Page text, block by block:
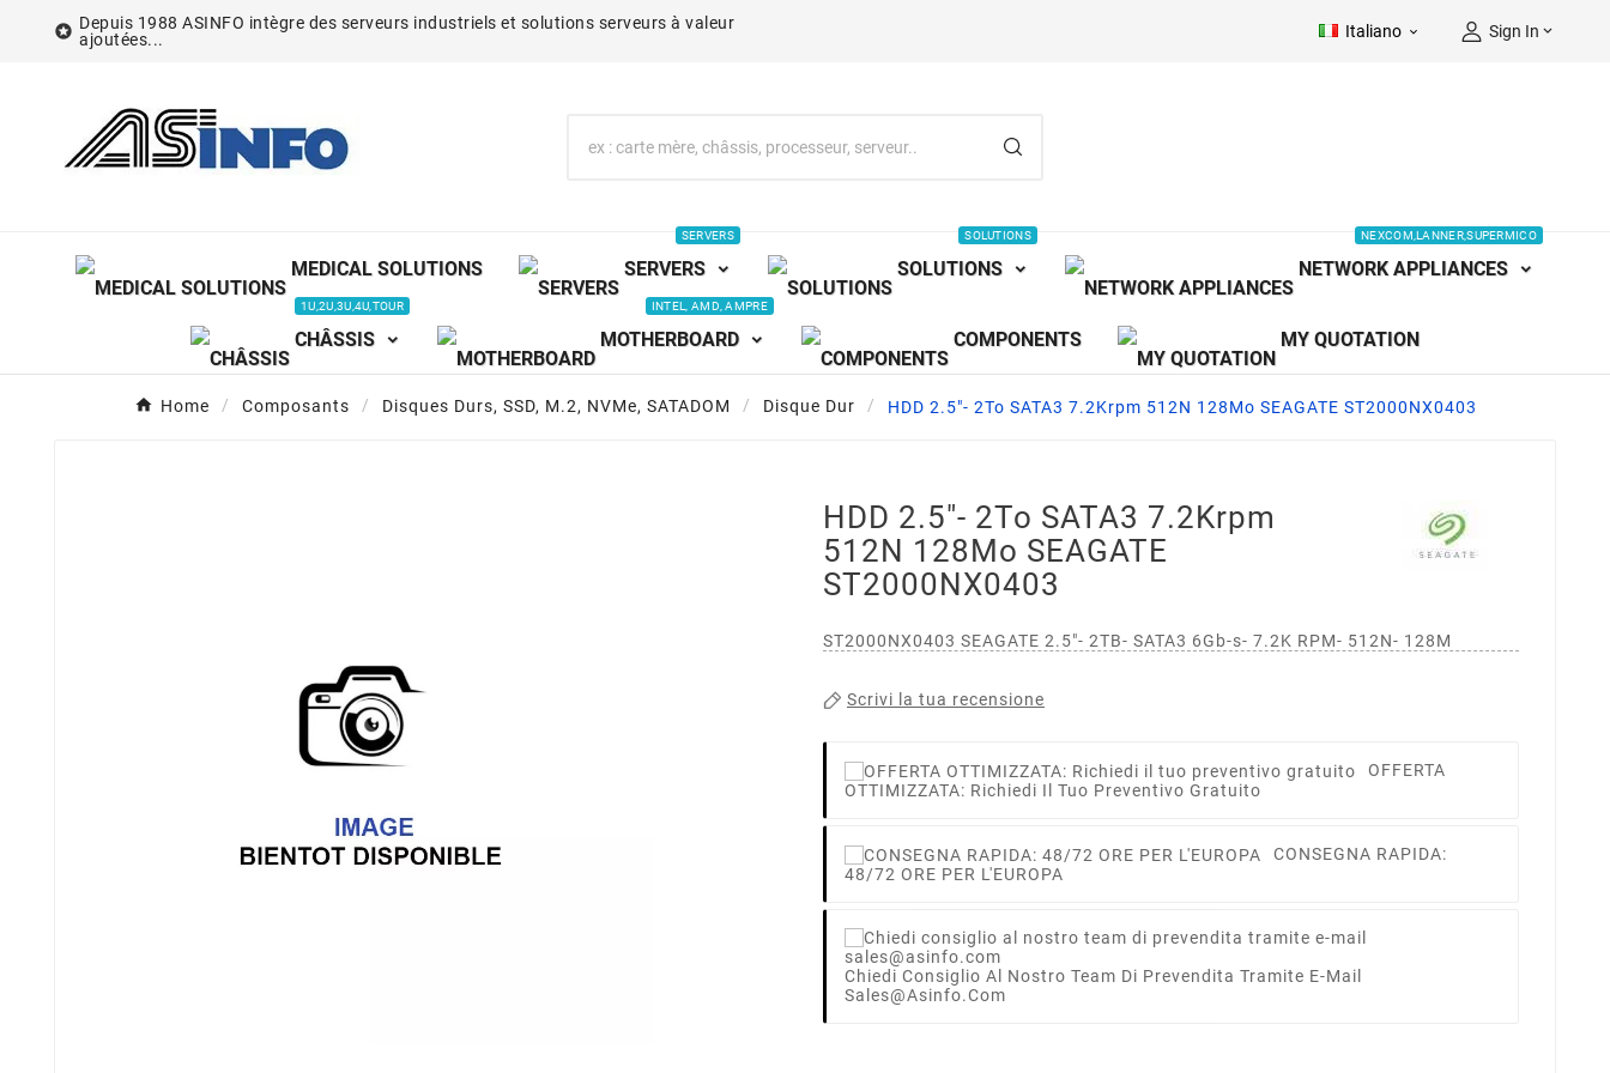
 Depuis 1988 ASINFO intègre des serveurs industriels et solutions serveurs à valeur
ajoutées...
Italiano  Sign In 
MEDICAL SOLUTIONS SERVERS
SERVERS
SOLUTIONS
SOLUTIONS
NETWORK APPLIANCES
NEXCOM,LANNER,SUPERMICO
CHÂSSIS
1U,2U,3U,4U,TOUR
MOTHERBOARD
INTEL, AMD, AMPRE
COMPONENTS MY QUOTATION
Home Composants Disques Durs, SSD, M.2, NVMe, SATADOM Disque Dur HDD 2.5"- 2To SATA3 7.2Krpm 512N 128Mo SEAGATE ST2000NX0403
HDD 2.5"- 2To SATA3 7.2Krpm
512N 128Mo SEAGATE
ST2000NX0403
ST2000NX0403 SEAGATE 2.5"- 2TB- SATA3 6Gb-s- 7.2K RPM- 512N- 128M
Scrivi la tua recensione
OFFERTA
OTTIMIZZATA: Richiedi Il Tuo Preventivo Gratuito
CONSEGNA RAPIDA:
48/72 ORE PER L'EUROPA
Chiedi Consiglio Al Nostro Team Di Prevendita Tramite E-Mail
Sales@asinfo.com